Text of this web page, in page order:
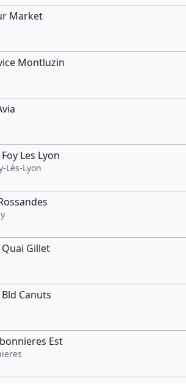
Market
Montluzin
Les Lyon
Lès-Lyon
Quai Gillet
Canuts
Est